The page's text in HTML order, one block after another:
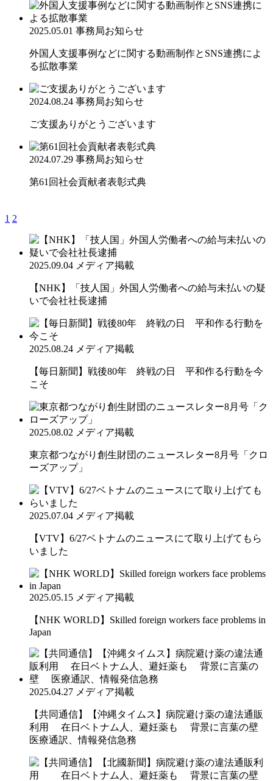
2025.05.01 事務局お知らせ
外国人支援事例などに関する動画制作とSNS連携によ
る拡散事業
2024.08.24 事務局お知らせ
ご支援ありがとうございます
2024.07.29 事務局お知らせ
第61回社会貢献者表彰式典
1 2
2025.09.04 メディア掲載
【NHK】「技人国」外国人労働者への給与未払いの疑
いで会社社長逮捕
2025.08.24 メディア掲載
【毎日新聞】戦後80年 終戦の日 平和作る行動を今
こそ
2025.08.02 メディア掲載
東京都つながり創生財団のニュースレター8月号「クロ
ーズアップ」
2025.07.04 メディア掲載
【VTV】6/27ベトナムのニュースにて取り上げてもら
いました
2025.05.15 メディア掲載
【NHK WORLD】Skilled foreign workers face problems in
Japan
2025.04.27 メディア掲載
【共同通信】【沖縄タイムス】病院避け薬の違法通販
利用 在日ベトナム人、避妊薬も 背景に言葉の壁
医療通訳、情報発信急務